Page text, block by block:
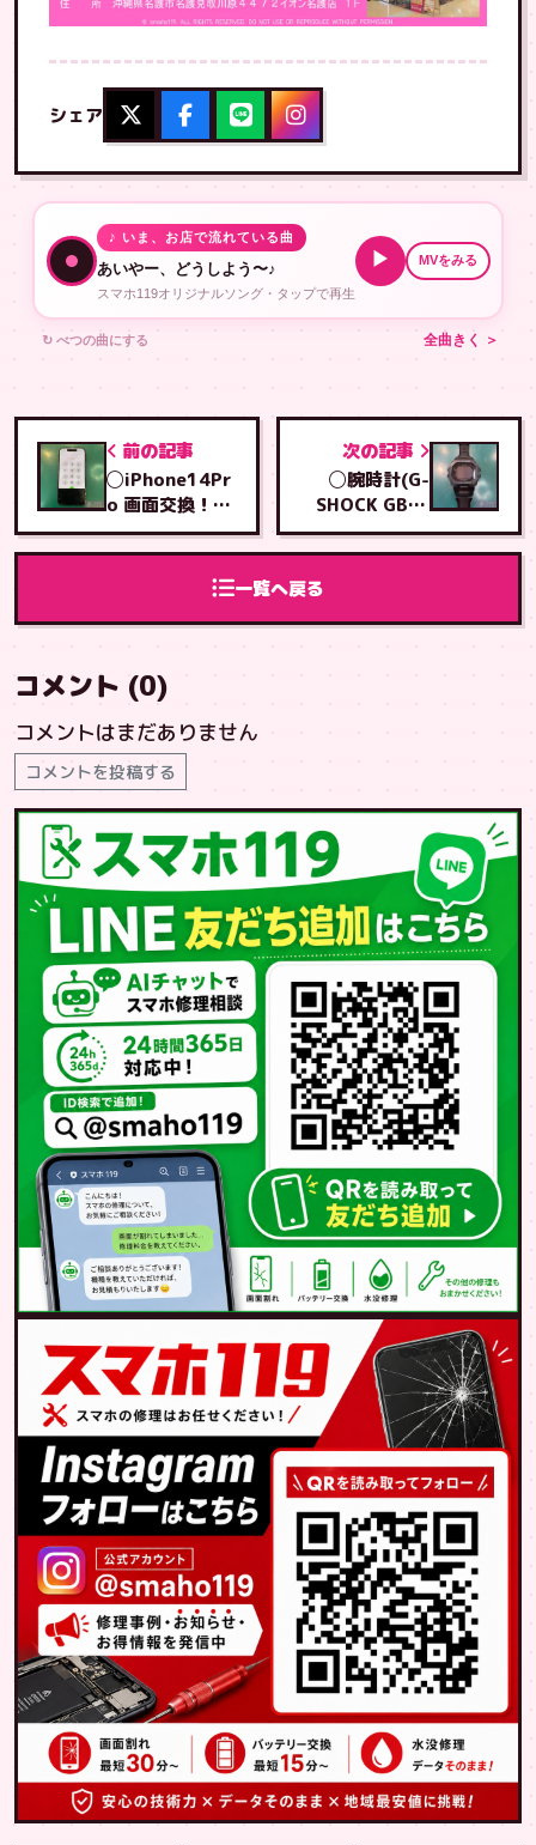
シェア
♪ いま、お店で流れている曲
あいやー、どうしよう〜♪
スマホ119オリジナルソング・タップで再生
▶ MVをみる
↻ べつの曲にする 全曲きく ＞
前の記事
◯iPhone14Pr
o 画面交換！！
ガラス・液晶割
れ！！◯
一覧へ戻る
次の記事
◯腕時計(G-
SHOCK GBD-
200)電池交
換！◯
コメント (0)
コメントはまだありません
コメントを投稿する